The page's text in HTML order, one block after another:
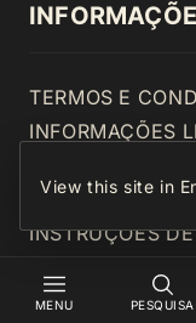
View this site in
MENU PESQUISA
TERMOS E
INFORMAÇÕES
ACESSIBILIDADE
INSTRUÇÕES